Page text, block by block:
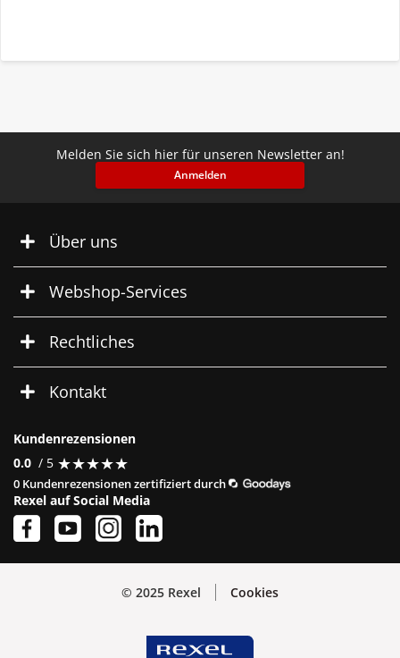
Melden Sie sich hier für unseren Newsletter an!
Anmelden
Über uns
Webshop-Services
Rechtliches
Kontakt
Kundenrezensionen
0.0 / 5 ★★★★★
★★★★★
0 Kundenrezensionen zertifiziert durch
Rexel auf Social Media
© 2025 Rexel Cookies